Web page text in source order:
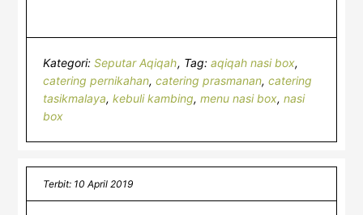
Kategori:Seputar Aqiqah Tag:aqiqah nasi box,
catering pernikahan,catering prasmanan,catering
tasikmalaya,kebuli kambing,menu nasi box,nasi
box
Terbit: 10 April 2019